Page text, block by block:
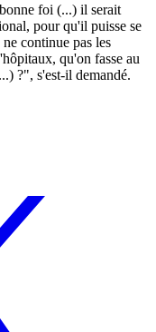
foi (...) il serait
pour qu'il puisse se
continue pas les
qu'on fasse au
?", s'est-il demandé.